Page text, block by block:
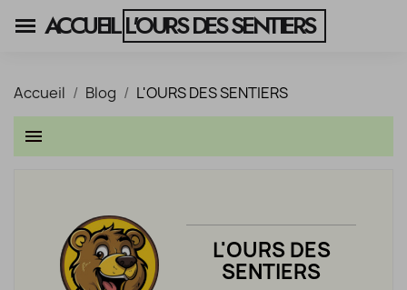
ACCUEILL'OURS DES SENTIERS
Accueil Blog L'OURS DES SENTIERS
menu
L'OURS DES
SENTIERS